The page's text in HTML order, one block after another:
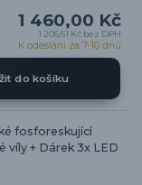
1 460,00 Kč
1 206,61 Kč bez DPH
K odeslání za 7-10 dnů
do košíku
fosforeskující
+ Dárek 3x LED